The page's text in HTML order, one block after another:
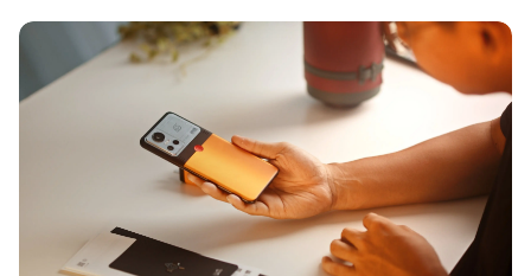
Blog
App
Whuis per lo sport
Accedi Registrati